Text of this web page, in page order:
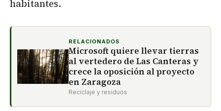
habitantes.
RELACIONADOS
Microsoft quiere llevar tierras
al vertedero de Las Canteras y
crece la oposición al proyecto
en Zaragoza
Reciclaje y residuos